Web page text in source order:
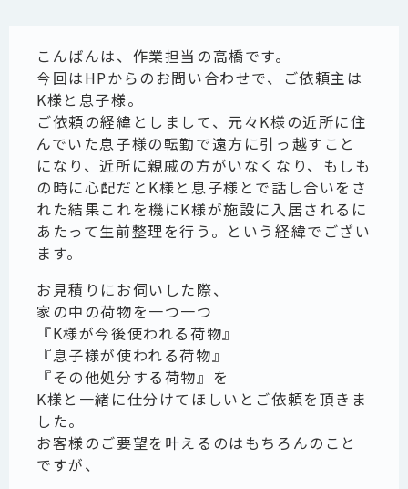
こんばんは、作業担当の高橋です。
今回はHPからのお問い合わせで、ご依頼主は
K様と息子様。
ご依頼の経緯としまして、元々K様の近所に住
んでいた息子様の転勤で遠方に引っ越すこと
になり、近所に親戚の方がいなくなり、もしも
の時に心配だとK様と息子様とで話し合いをさ
れた結果これを機にK様が施設に入居されるに
あたって生前整理を行う。という経緯でござい
ます。
お見積りにお伺いした際、
家の中の荷物を一つ一つ
『K様が今後使われる荷物』
『息子様が使われる荷物』
『その他処分する荷物』を
K様と一緒に仕分けてほしいとご依頼を頂きま
した。
お客様のご要望を叶えるのはもちろんのこと
ですが、